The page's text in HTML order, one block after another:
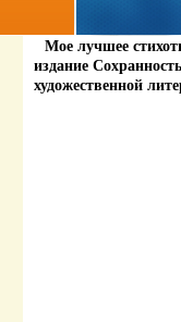
Мое лучшее
издание
художественной